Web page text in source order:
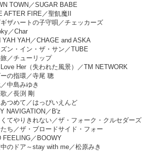
TOWN／SUGAR BABE
AFTER FIRE／聖飢魔II
ザハートの子守唄／チェッカーズ
／Char
YAH YAH／CHAGE and ASKA
ン・イン・ザ・サン／TUBE
／チューリップ
Her（失われた風景）／TM NETWORK
の指環／寺尾 聰
中島みゆき
／長渕 剛
つめて／はっぴいえんど
NAVIGATION／B'z
てやりきれない／ザ・フォーク・クルセダーズ
ち／ザ・ブロードサイド・フォー
FEELING／BOOWY
のドア～stay with me／松原みき